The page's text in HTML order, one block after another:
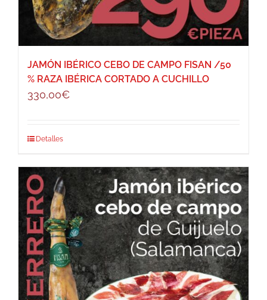
JAMÓN IBÉRICO CEBO DE CAMPO FISAN /50
% RAZA IBÉRICA CORTADO A CUCHILLO
330,00€
Detalles